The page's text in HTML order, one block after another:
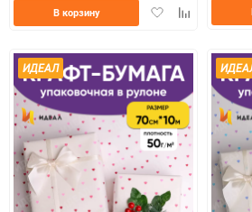
ДобавитьДобавить
В корзину
ИДЕАЛ